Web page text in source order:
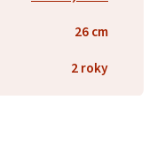
26 cm
2 roky